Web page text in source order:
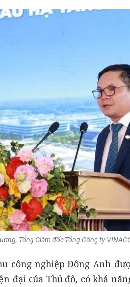
Tổng Giám đốc Tổng Công ty
công nghiệp Đông Anh
đại của Thủ đô, có khả